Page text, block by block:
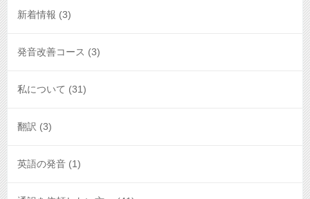
新着情報 (3)
発音改善コース (3)
私について (31)
翻訳 (3)
英語の発音 (1)